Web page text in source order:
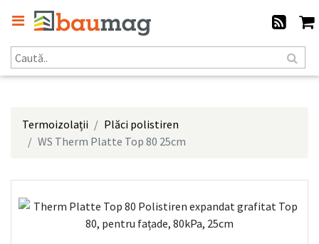
Termoizolații
Plăci polistiren
WS Therm Platte Top 80 25cm